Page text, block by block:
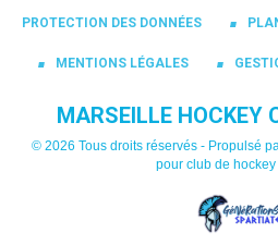
PROTECTION DES DONNÉES
MENTIONS LÉGALES
MARSEILLE HOCKEY
© 2026 Tous droits réservés - Propulsé
pour club de